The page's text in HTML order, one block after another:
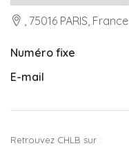
, 75016 PARIS, France
Numéro fixe
E-mail
Retrouvez CHLB sur :